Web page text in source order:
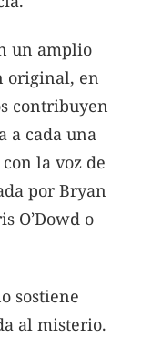
un amplio
original, en
contribuyen
a cada una
la voz de
por Bryan
O’Dowd o
sostiene
al misterio.